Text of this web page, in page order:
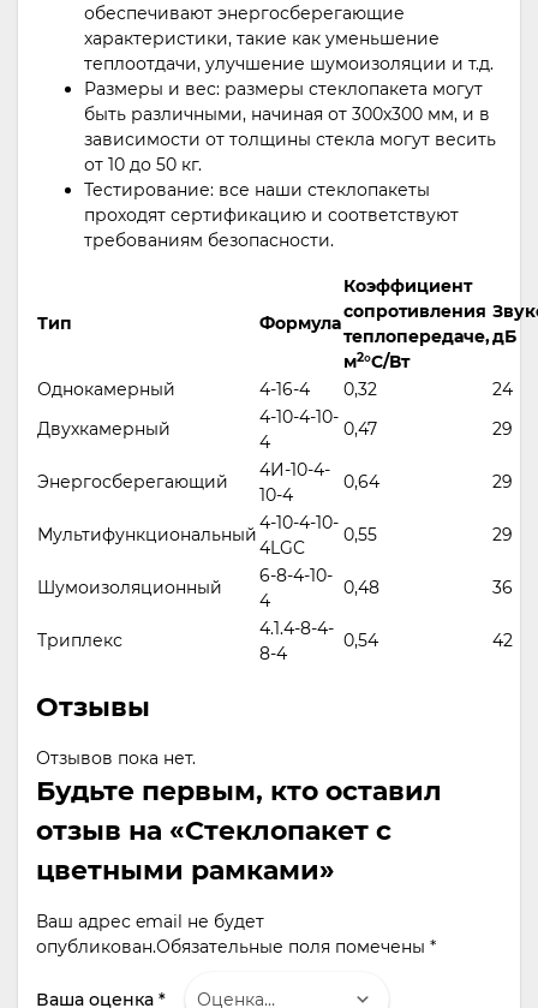
обеспечивают энергосберегающие
характеристики, такие как уменьшение
теплоотдачи, улучшение шумоизоляции и т.д.
Размеры и вес: размеры стеклопакета могут
быть различными, начиная от 300х300 мм, и в
зависимости от толщины стекла могут весить
от 10 до 50 кг.
Тестирование: все наши стеклопакеты
проходят сертификацию и соответствуют
требованиям безопасности.
Тип Формула
Коэффициент
сопротивления
теплопередаче,
м2°С/Вт
дБ
Однокамерный 4-16-4 0,32
24
Двухкамерный
4-10-4-10-
4
0,47 29
Энергосберегающий
4И-10-4-
10-4
0,64 29
Мультифункциональный
4-10-4-10-
4LGC
0,55 29
Шумоизоляционный
6-8-4-10-
4
0,48 36
Триплекс
4.1.4-8-4-
8-4
0,54 42
Отзывы
Отзывов пока нет.
Будьте первым, кто оставил
отзыв на «Стеклопакет с
цветными рамками»
Ваш адрес email не будет
опубликован.Обязательные поля помечены *
Ваша оценка *